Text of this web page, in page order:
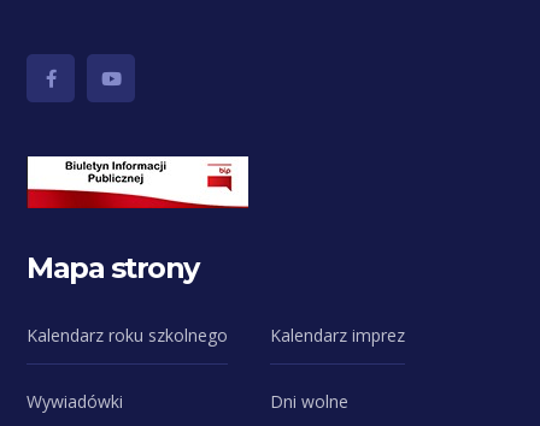
Mapa strony
Kalendarz roku szkolnego Kalendarz imprez
Wywiadówki Dni wolne